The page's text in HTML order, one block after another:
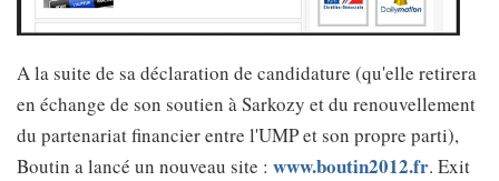
A la suite de sa déclaration de candidature (qu'elle retirera
en échange de son soutien à Sarkozy et du renouvellement
du partenariat financier entre l'UMP et son propre parti),
Boutin a lancé un nouveau site : www.boutin2012.fr. Exit